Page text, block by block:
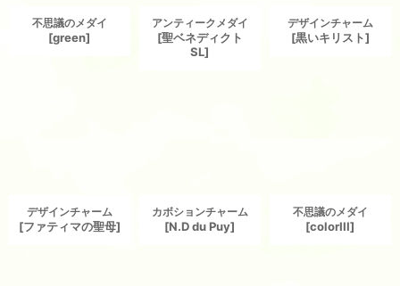
不思議のメダイ
[green]
アンティークメダイ
[聖ベネディクト
SL]
デザインチャーム
[黒いキリスト]
デザインチャーム
[ファティマの聖母]
カボションチャーム
[N.D du Puy]
不思議のメダイ
[colorIII]